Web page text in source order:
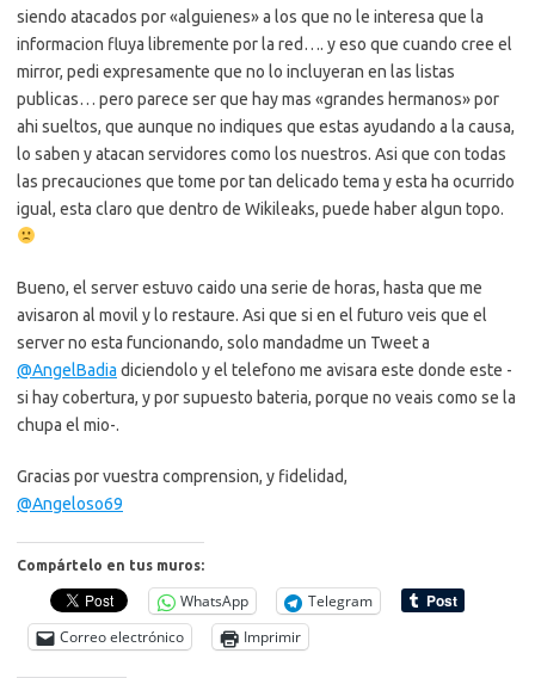
siendo atacados por «alguienes» a los que no le interesa que la
informacion fluya libremente por la red…. y eso que cuando cree el
mirror, pedi expresamente que no lo incluyeran en las listas
publicas… pero parece ser que hay mas «grandes hermanos» por
ahi sueltos, que aunque no indiques que estas ayudando a la causa,
lo saben y atacan servidores como los nuestros. Asi que con todas
las precauciones que tome por tan delicado tema y esta ha ocurrido
igual, esta claro que dentro de Wikileaks, puede haber algun topo.
Bueno, el server estuvo caido una serie de horas, hasta que me
avisaron al movil y lo restaure. Asi que si en el futuro veis que el
server no esta funcionando, solo mandadme un Tweet a
@AngelBadia diciendolo y el telefono me avisara este donde este -
si hay cobertura, y por supuesto bateria, porque no veais como se la
chupa el mio-.
Gracias por vuestra comprension, y fidelidad,
@Angeloso69
Compártelo en tus muros:
WhatsApp
Telegram
Correo electrónico
Imprimir